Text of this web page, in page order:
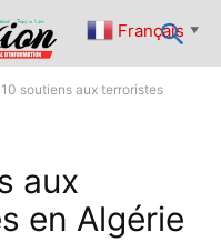
soutiens aux terroristes
aux
en Algérie
Français ▼